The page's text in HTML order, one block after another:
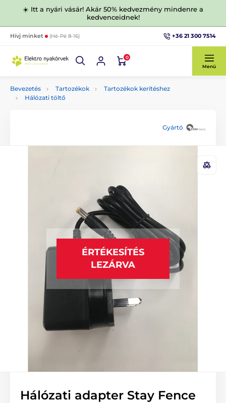
☀️ Itt a nyári vásár! Akár 50% kedvezmény mindenre a
kedvenceidnek!
Hívj minket (Hé-Pé 8-16) +36 21 300 7514
0
Menü
Bevezetés Tartozékok
Tartozékok kerítéshez
Hálózati töltő
Gyártó
ÉRTÉKESÍTÉS
LEZÁRVA
Hálózati adapter Stay Fence